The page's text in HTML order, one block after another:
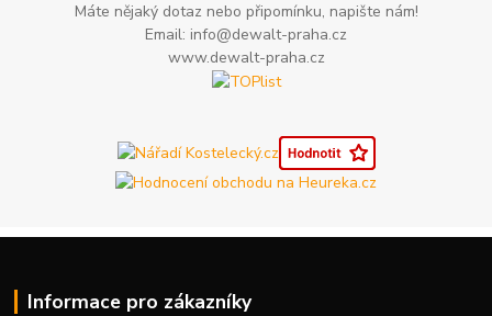
Máte nějaký dotaz nebo připomínku, napište nám!
Email: info@dewalt-praha.cz
www.dewalt-praha.cz
Informace pro zákazníky